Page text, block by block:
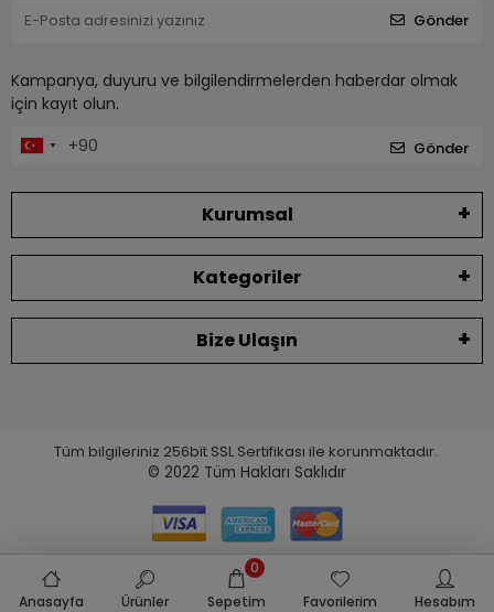
Gönder
Kampanya, duyuru ve bilgilendirmelerden haberdar olmak
için kayıt olun.
Gönder
Kurumsal
Kategoriler
Bize Ulaşın
Tüm bilgileriniz 256bit SSL Sertifikası ile korunmaktadır.
© 2022 Tüm Hakları Saklıdır
Anasayfa Ürünler Sepetim
0
Favorilerim
Hesabım